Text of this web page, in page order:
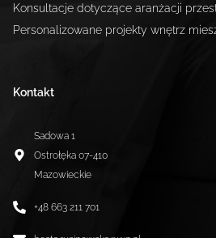
Kontakt
Sadowa 1
Ostrołęka 07-410
Mazowieckie
+48 663 211 701
Konsultacje dotyczące aranżacji
Personalizowane projekty wnętrz